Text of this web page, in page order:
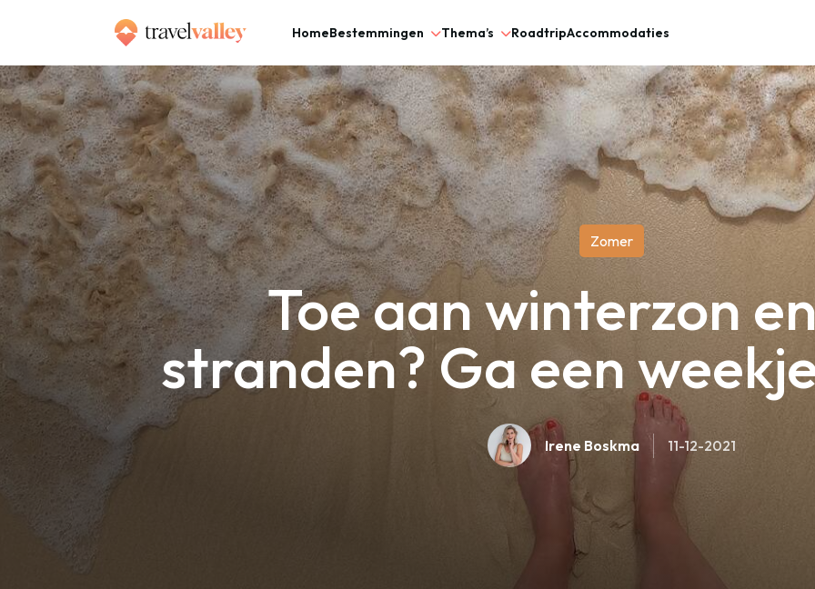
HomeBestemmingen Thema’s RoadtripAccommodaties
Home » Toe aan winterzon en witte stranden? Ga een weekje naar Sal!
Zomer
Toe aan winterzon
stranden? Ga een
Irene Boskma 11-12-2021